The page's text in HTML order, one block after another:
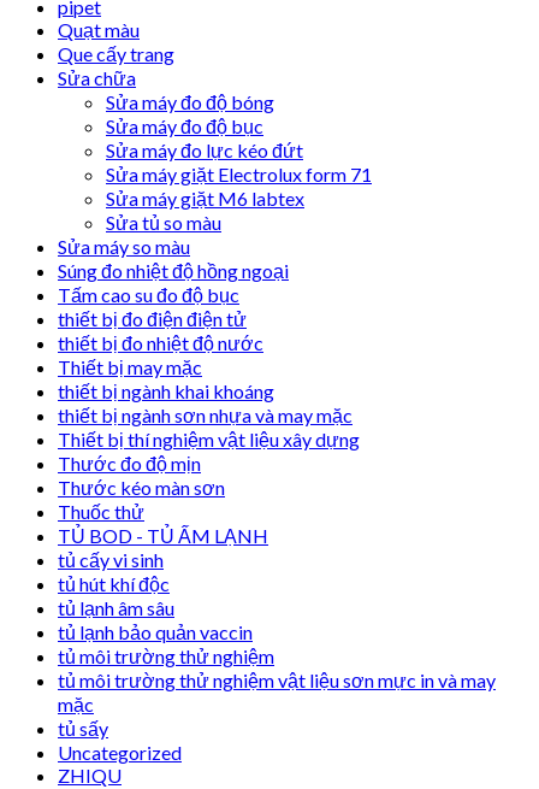
pipet
Quạt màu
Que cấy trang
Sửa chữa
Sửa máy đo độ bóng
Sửa máy đo độ bục
Sửa máy đo lực kéo đứt
Sửa máy giặt Electrolux form 71
Sửa máy giặt M6 labtex
Sửa tủ so màu
Sửa máy so màu
Súng đo nhiệt độ hồng ngoại
Tấm cao su đo độ bục
thiết bị đo điện điện tử
thiết bị đo nhiệt độ nước
Thiết bị may mặc
thiết bị ngành khai khoáng
thiết bị ngành sơn nhựa và may mặc
Thiết bị thí nghiệm vật liệu xây dựng
Thước đo độ mịn
Thước kéo màn sơn
Thuốc thử
TỦ BOD - TỦ ẤM LẠNH
tủ cấy vi sinh
tủ hút khí độc
tủ lạnh âm sâu
tủ lạnh bảo quản vaccin
tủ môi trường thử nghiệm
tủ môi trường thử nghiệm vật liệu sơn mực in và may
mặc
tủ sấy
Uncategorized
ZHIQU